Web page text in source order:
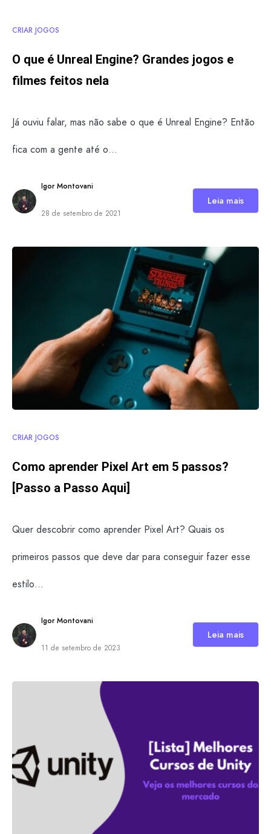
CRIAR JOGOS
O que é Unreal Engine? Grandes jogos e
filmes feitos nela
Já ouviu falar, mas não sabe o que é Unreal Engine? Então
fica com a gente até o…
Igor Montovani
28 de setembro de 2021
Leia mais
CRIAR JOGOS
Como aprender Pixel Art em 5 passos?
[Passo a Passo Aqui]
Quer descobrir como aprender Pixel Art? Quais os
primeiros passos que deve dar para conseguir fazer esse
estilo…
Igor Montovani
11 de setembro de 2023
Leia mais